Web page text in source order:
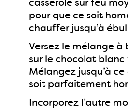
casserole sur feu
pour que ce soit
chauffer jusqu’à
Versez le mélange à
sur le chocolat blanc
Mélangez jusqu’à
soit parfaitement
Incorporez l’autre